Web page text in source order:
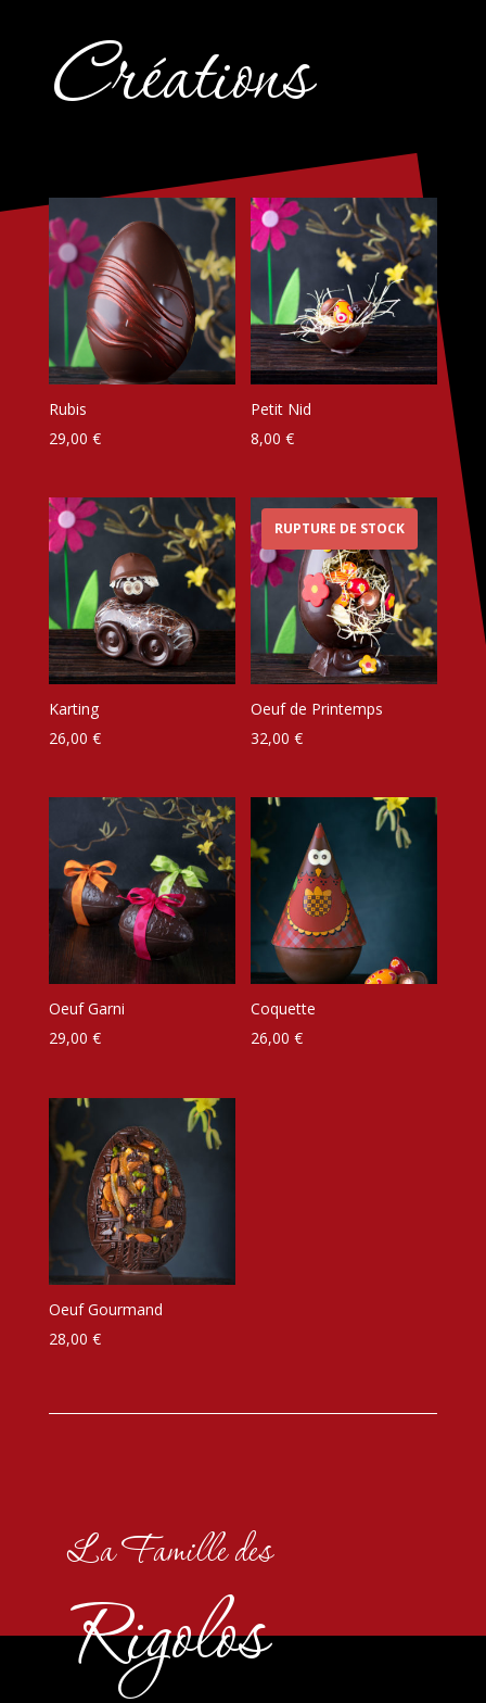
Créations
Rubis
29,00 €
Petit Nid
8,00€
Karting
26,00 €
RUPTURE DE STOCK
Oeuf de Printemps
32,00€
Oeuf Garni
29,00 €
Coquette
26,00€
Oeuf Gourmand
28,00 €
La Famille des
Rigolos